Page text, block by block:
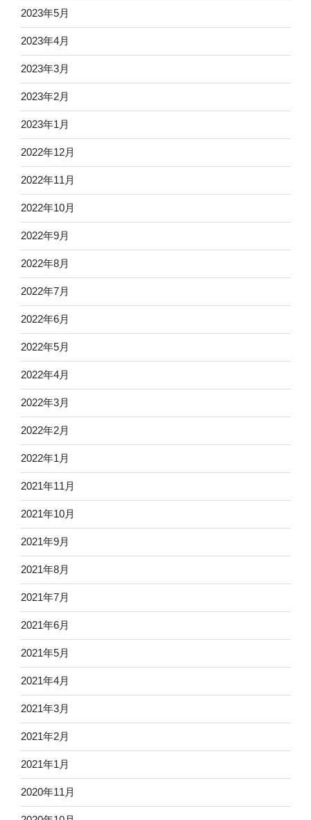
2023年5月
2023年4月
2023年3月
2023年2月
2023年1月
2022年12月
2022年11月
2022年10月
2022年9月
2022年8月
2022年7月
2022年6月
2022年5月
2022年4月
2022年3月
2022年2月
2022年1月
2021年11月
2021年10月
2021年9月
2021年8月
2021年7月
2021年6月
2021年5月
2021年4月
2021年3月
2021年2月
2021年1月
2020年11月